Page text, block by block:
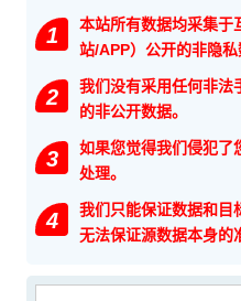
1
本站所有数据均采集于
站/APP）公开的非隐私
2
我们没有采用任何非法
的非公开数据。
3
如果您觉得我们侵犯了
处理。
4
我们只能保证数据和目
无法保证源数据本身的